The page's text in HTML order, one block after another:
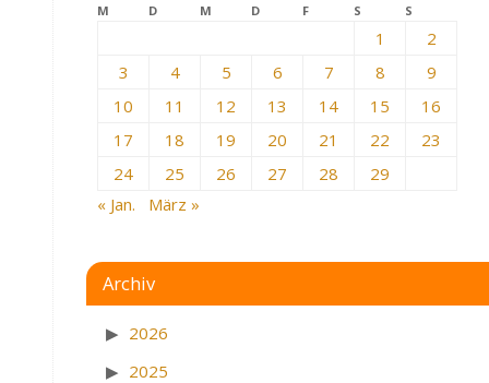
M D M D F S S
1
2
3
4 5 6 7 8
9
10
11 12 13 14 15
16
17
18 19 20 21 22
23
24
25 26 27 28
29
« Jan.
März »
Archiv
2026
2025